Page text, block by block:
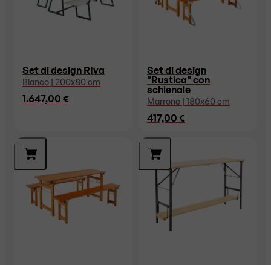
Set di design RIva
Bianco | 200x80 cm
1.647,00 €
Set di design
"Rustica" con
schienale
Marrone | 180x60 cm
417,00 €